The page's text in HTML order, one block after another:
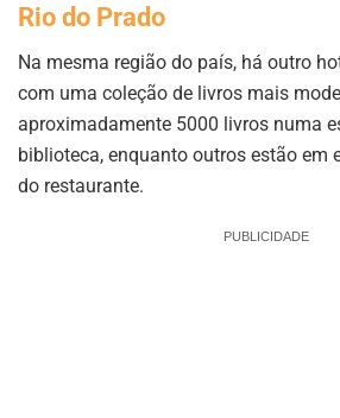
Rio do Prado
Na mesma região do país, há outro
com uma coleção de livros mais
aproximadamente 5000 livros numa
biblioteca, enquanto outros estão em
do restaurante.
PUBLICIDADE